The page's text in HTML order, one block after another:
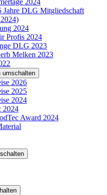
2024
Jahre DLG Mitgliedschaft
2024
Profis 2024
DLG 2023
Melken 2023
umschalten
2026
2025
2024
2024
Award 2024